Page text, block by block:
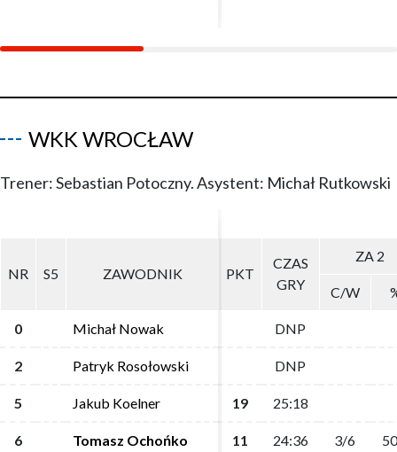
WKK WROCŁAW
Trener: Sebastian Potoczny. Asystent: Michał Rutkowski
NR S5 ZAWODNIK PKT
CZAS
GRY
ZA 2
C/W
0 Michał Nowak DNP
2 Patryk Rosołowski DNP
5 Jakub Koelner 19 25:18
6 Tomasz Ochońko 11 24:36 3/6
NR S5 ZAWODNIK PKT
CZAS
GRY
ZA 2
C/W
0 Michał Nowak DNP
2 Patryk Rosołowski DNP
5 Jakub Koelner 19 25:18
6 Tomasz Ochońko 11 24:36 3/6